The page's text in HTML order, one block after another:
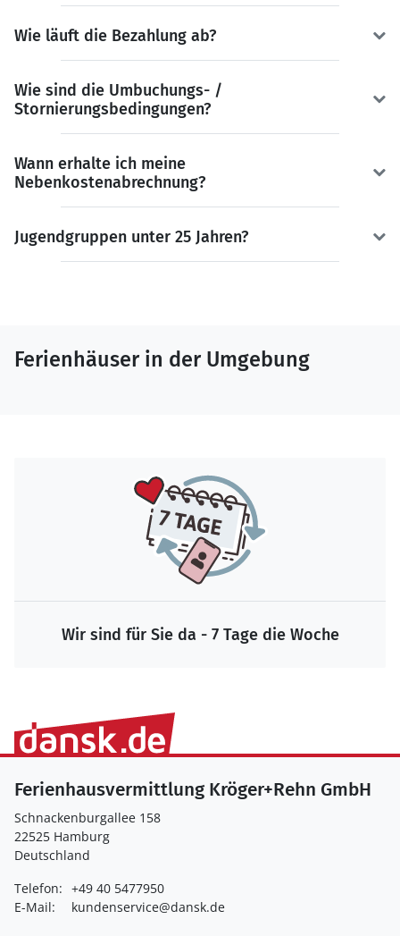
Wie läuft die Bezahlung ab?
Wie sind die Umbuchungs- /
Stornierungsbedingungen?
Wann erhalte ich meine
Nebenkostenabrechnung?
Jugendgruppen unter 25 Jahren?
Ferienhäuser in der Umgebung
Wir sind für Sie da - 7 Tage die Woche
Ferienhausvermittlung Kröger+Rehn GmbH
Schnackenburgallee 158
22525 Hamburg
Deutschland
Telefon: +49 40 5477950
E-Mail:
kundenservice@dansk.de